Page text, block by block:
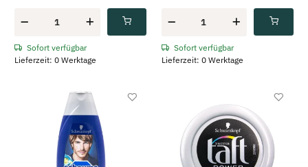
Sofort verfügbar
Lieferzeit: 0 Werktage
Sofort verfügbar
Lieferzeit: 0 Werktage